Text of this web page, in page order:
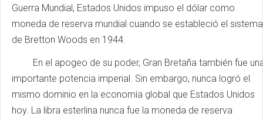
Guerra Mundial, Estados Unidos impuso el dólar como
moneda de reserva mundial cuando se estableció el sistema
de Bretton Woods en 1944.
En el apogeo de su poder, Gran Bretaña también fue
importante potencia imperial. Sin embargo, nunca logró el
mismo dominio en la economía global que Estados Unidos
hoy. La libra esterlina nunca fue la moneda de reserva